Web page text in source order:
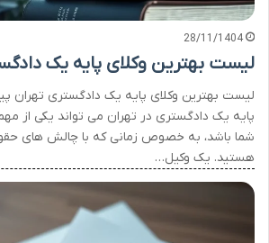
28/11/1404
لیست بهترین وکلای پایه یک
لیست بهترین وکلای پایه یک دادگستری تهران
پایه یک دادگستری در تهران می تواند یکی از
شما باشد، به خصوص زمانی که با چالش های
هستید. یک وکیل…